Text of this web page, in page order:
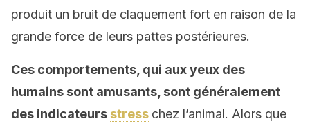
produit un bruit de claquement fort en raison de la
grande force de leurs pattes postérieures.
Ces comportements, qui aux yeux des
humains sont amusants, sont généralement
des indicateurs stress chez l’animal. Alors que